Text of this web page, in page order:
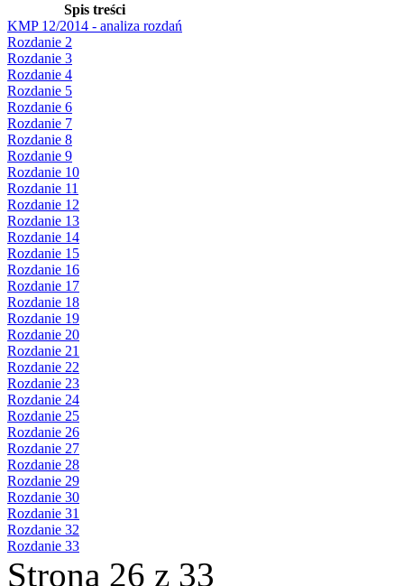
Spis treści
KMP 12/2014 - analiza rozdań
Rozdanie 2
Rozdanie 3
Rozdanie 4
Rozdanie 5
Rozdanie 6
Rozdanie 7
Rozdanie 8
Rozdanie 9
Rozdanie 10
Rozdanie 11
Rozdanie 12
Rozdanie 13
Rozdanie 14
Rozdanie 15
Rozdanie 16
Rozdanie 17
Rozdanie 18
Rozdanie 19
Rozdanie 20
Rozdanie 21
Rozdanie 22
Rozdanie 23
Rozdanie 24
Rozdanie 25
Rozdanie 26
Rozdanie 27
Rozdanie 28
Rozdanie 29
Rozdanie 30
Rozdanie 31
Rozdanie 32
Rozdanie 33
Strona 26 z 33